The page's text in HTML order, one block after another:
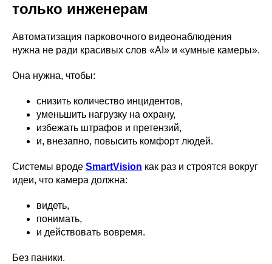
только инженерам
Автоматизация парковочного видеонаблюдения
нужна не ради красивых слов «AI» и «умные камеры».
Она нужна, чтобы:
снизить количество инцидентов,
уменьшить нагрузку на охрану,
избежать штрафов и претензий,
и, внезапно, повысить комфорт людей.
Системы вроде SmartVision как раз и строятся вокруг
идеи, что камера должна:
видеть,
понимать,
и действовать вовремя.
Без паники.